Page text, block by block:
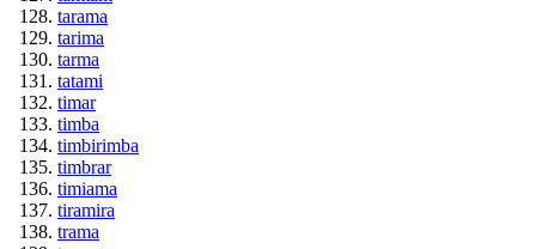
tarama
tarima
tarma
tatami
timar
timba
timbirimba
timbrar
timiama
tiramira
trama